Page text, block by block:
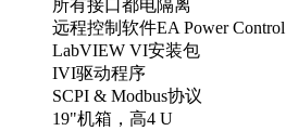
所有接口都电隔离
远程控制软件EA Power Control
LabVIEW VI安装包
IVI驱动程序
SCPI & Modbus协议
19"机箱，高4 U